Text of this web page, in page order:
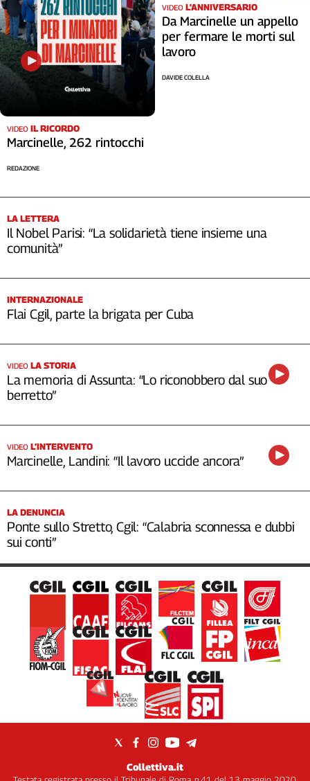
Newsletter
Social
VIDEO IL RICORDO
Marcinelle, 262 rintocchi
REDAZIONE
VIDEO L'ANNIVERSARIO
Da Marcinelle un appello
per fermare le morti sul
lavoro
DAVIDE COLELLA
LA LETTERA
Il Nobel Parisi: “La solidarietà tiene insieme una
comunità”
INTERNAZIONALE
Flai Cgil, parte la brigata per Cuba
VIDEO LA STORIA
La memoria di Assunta: “Lo riconobbero dal suo
berretto”
VIDEO L’INTERVENTO
Marcinelle, Landini: “Il lavoro uccide ancora”
LA DENUNCIA
Ponte sullo Stretto, Cgil: “Calabria sconnessa e dubbi
sui conti”
Collettiva.it